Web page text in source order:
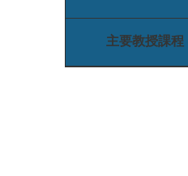
主要教授課程